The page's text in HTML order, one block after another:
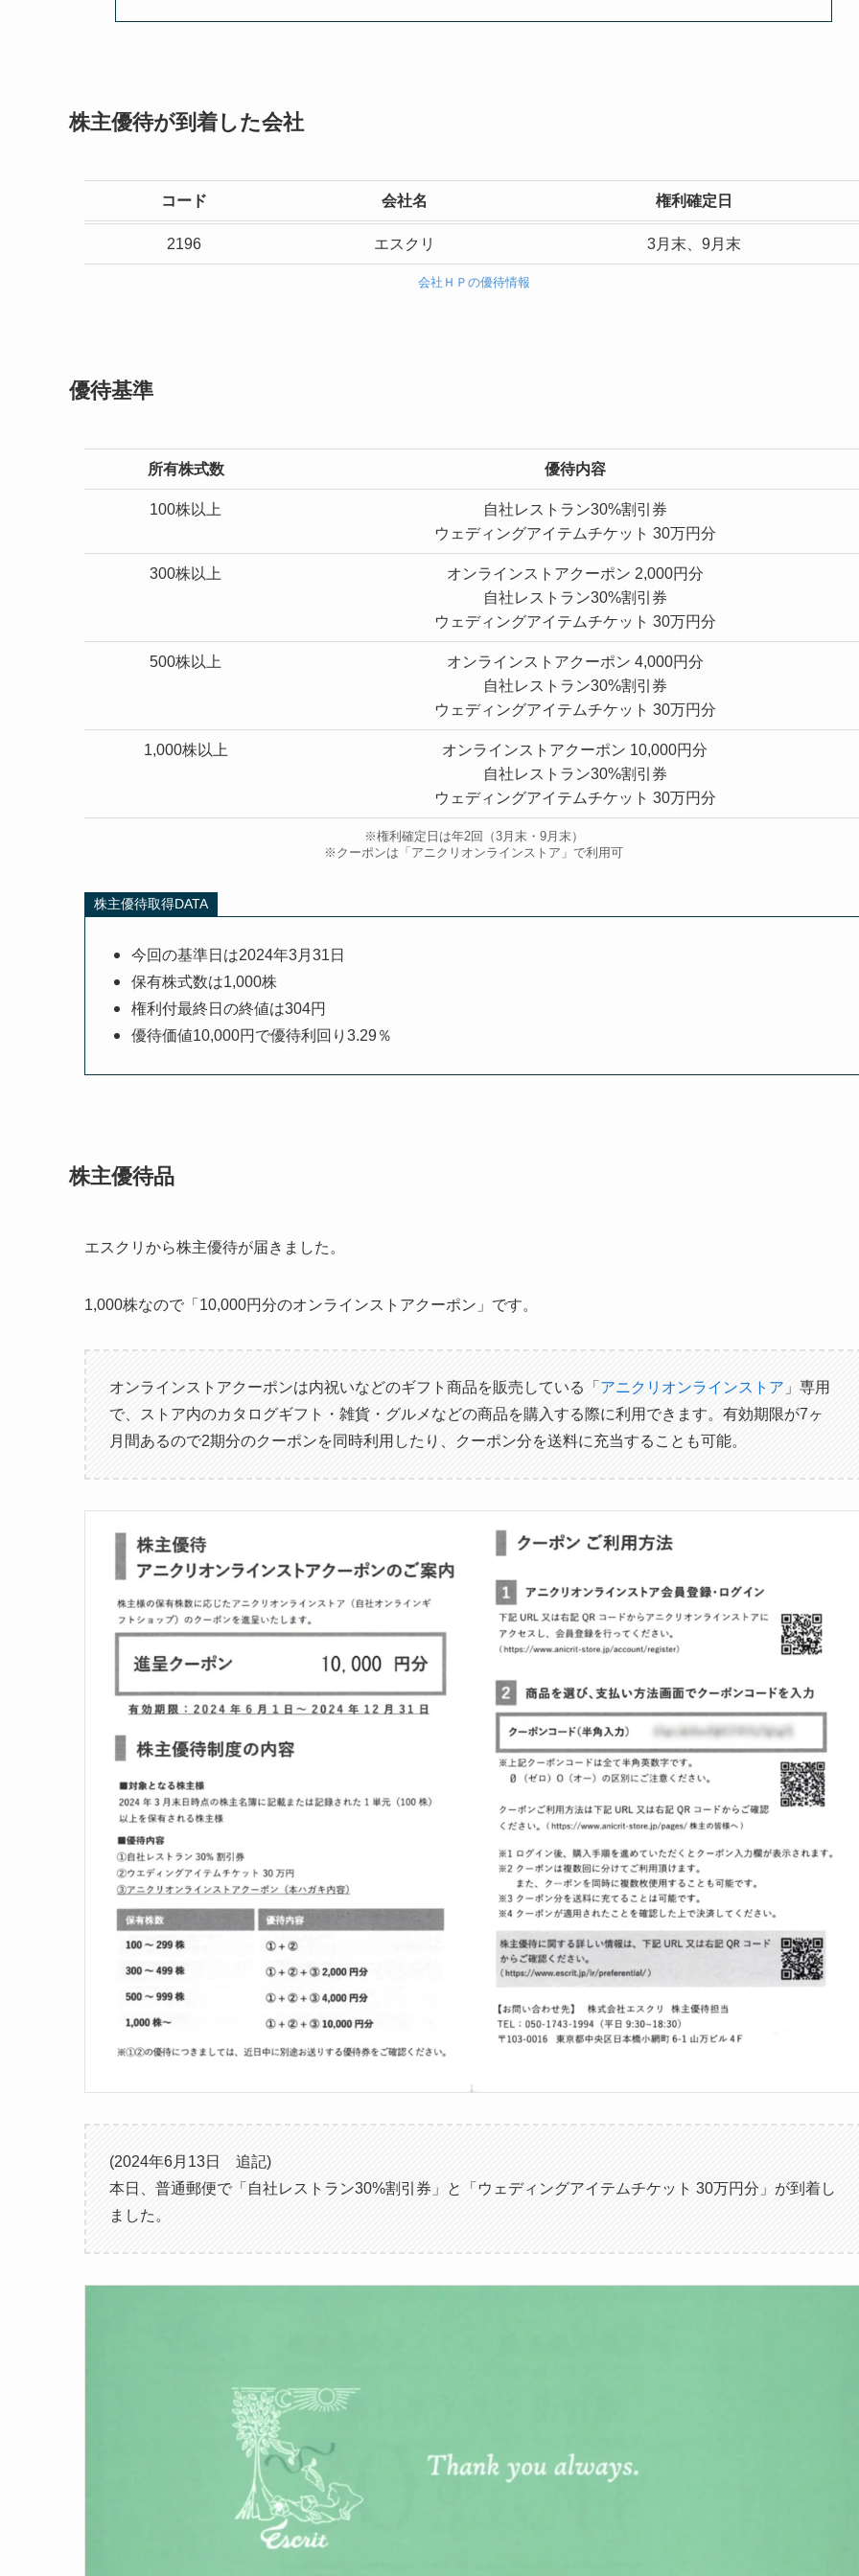
株主優待が到着した会社
コード 会社名 権利確定日
2196 エスクリ 3月末、9月末
会社ＨＰの優待情報
優待基準
所有株式数 優待内容
100株以上
自社レストラン30%割引券
ウェディングアイテムチケット 30万円分
300株以上
オンラインストアクーポン 2,000円分
自社レストラン30%割引券
ウェディングアイテムチケット 30万円分
500株以上
オンラインストアクーポン 4,000円分
自社レストラン30%割引券
ウェディングアイテムチケット 30万円分
1,000株以上
オンラインストアクーポン 10,000円分
自社レストラン30%割引券
ウェディングアイテムチケット 30万円分
※権利確定日は年2回（3月末・9月末）
※クーポンは「アニクリオンラインストア」で利用可
株主優待取得DATA
今回の基準日は2024年3月31日
保有株式数は1,000株
権利付最終日の終値は304円
優待価値10,000円で優待利回り3.29％
株主優待品
エスクリから株主優待が届きました。
1,000株なので「10,000円分のオンラインストアクーポン」です。
オンラインストアクーポンは内祝いなどのギフト商品を販売している「 アニクリオンラインストア 」専用
で、ストア内のカタログギフト・雑貨・グルメなどの商品を購入する際に利用できます。有効期限が7ヶ
月間あるので2期分のクーポンを同時利用したり、クーポン分を送料に充当することも可能。
(2024年6月13日 追記)
本日、普通郵便で「自社レストラン30%割引券」と「ウェディングアイテムチケット 30万円分」が到着し
ました。